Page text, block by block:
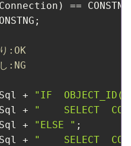
==
:OK
:NG
+
"IF
+
"    SELECT
+
"ELSE " ;
+
"    SELECT